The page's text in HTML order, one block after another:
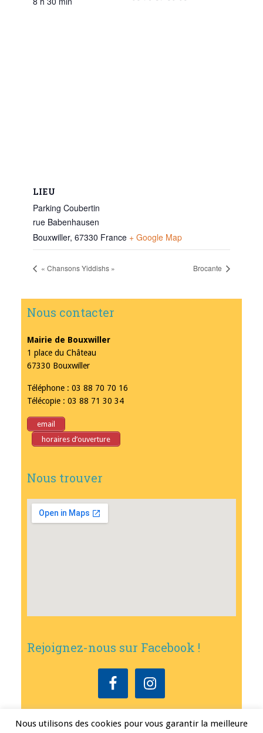
LIEU
Parking Coubertin
rue Babenhausen
Bouxwiller, 67330 France + Google Map
« Chansons Yiddishs » Brocante
Nous contacter
Mairie de Bouxwiller
1 place du Château
67330 Bouxwiller
Téléphone : 03 88 70 70 16
Télécopie : 03 88 71 30 34
email
horaires d’ouverture
Nous trouver
Rejoignez-nous sur Facebook !
Nous utilisons des cookies pour vous garantir la meilleure